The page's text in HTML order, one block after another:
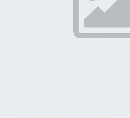
LINGUAGEM